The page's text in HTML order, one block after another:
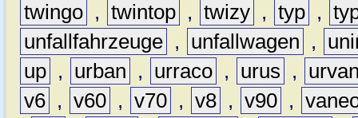
twingo , twintop , twizy , typ ,
unfallfahrzeuge , unfallwagen ,
up , urban , urraco , urus ,
v6 , v60 , v70 , v8 , v90 ,